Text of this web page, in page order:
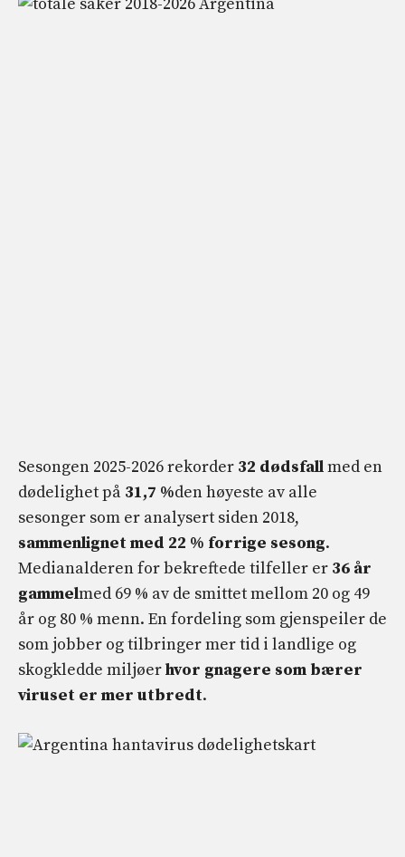
Sesongen 2025-2026 rekorder 32 dødsfallmed en
dødelighet på 31,7 %den høyeste av alle
sesonger som er analysert siden 2018,
sammenlignet med 22 % forrige sesong.
Medianalderen for bekreftede tilfeller er 36 år
gammelmed 69 % av de smittet mellom 20 og 49
år og 80 % menn. En fordeling som gjenspeiler de
som jobber og tilbringer mer tid i landlige og
skogkledde miljøerhvor gnagere som bærer
viruset er mer utbredt.